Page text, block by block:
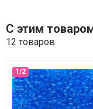
С этим
12 товаров